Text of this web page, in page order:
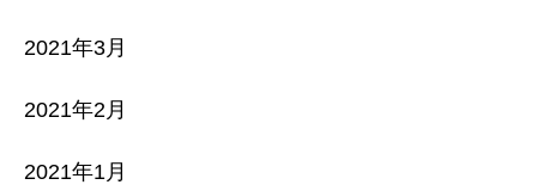
2021年3月
2021年2月
2021年1月